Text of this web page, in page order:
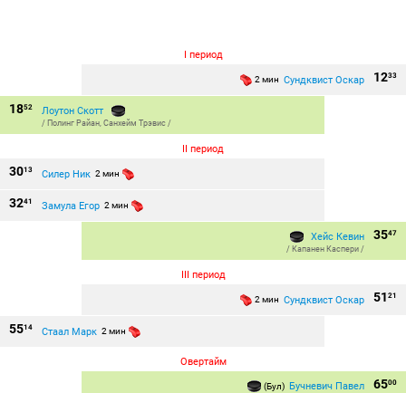
I период
1233
2 мин Сундквист Оскар
1852 Лоутон Скотт
/ Полинг Райан, Санхейм Трэвис /
II период
3013 Силер Ник 2 мин
3241 Замула Егор 2 мин
3547
Хейс Кевин
/ Капанен Каспери /
III период
51 21
2 мин Сундквист Оскар
5514 Стаал Марк 2 мин
Овертайм
6500
(Бул) Бучневич Павел